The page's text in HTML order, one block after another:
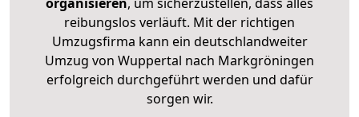
reibungslos verläuft. Mit der richtigen
Umzugsfirma kann ein deutschlandweiter
Umzug von Wuppertal nach Markgröningen
erfolgreich durchgeführt werden und dafür
sorgen wir.